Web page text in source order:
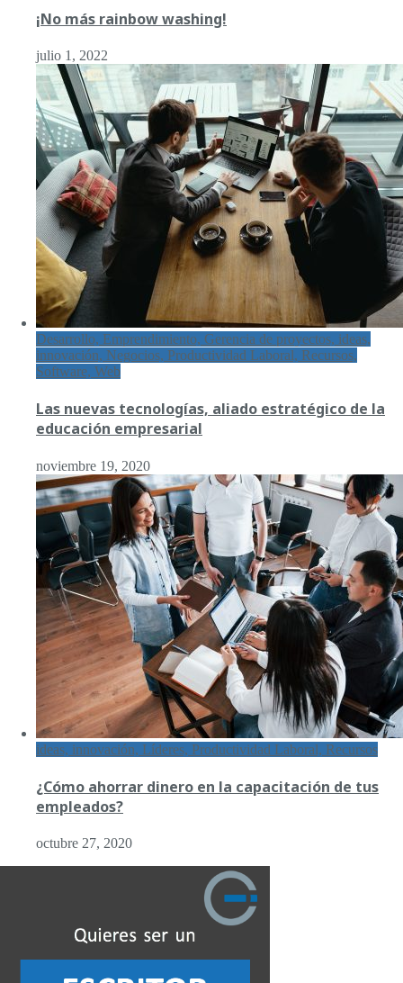
¡No más rainbow washing!
julio 1, 2022
Desarrollo, Emprendimiento, Gerencia de proyectos, ideas,
innovación, Negocios, Productividad Laboral, Recursos,
Software, Web
Las nuevas tecnologías, aliado estratégico de la
educación empresarial
noviembre 19, 2020
ideas, innovación, Líderes, Productividad Laboral, Recursos
¿Cómo ahorrar dinero en la capacitación de tus
empleados?
octubre 27, 2020